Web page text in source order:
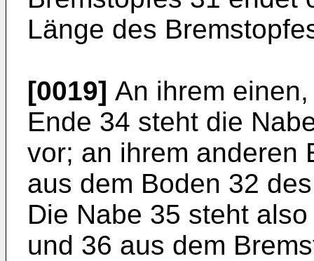
Länge des
[0019] An ihrem
Ende 34 steht die
vor; an ihrem anderen
aus dem Boden 32
Die Nabe 35 steht
und 36 aus dem